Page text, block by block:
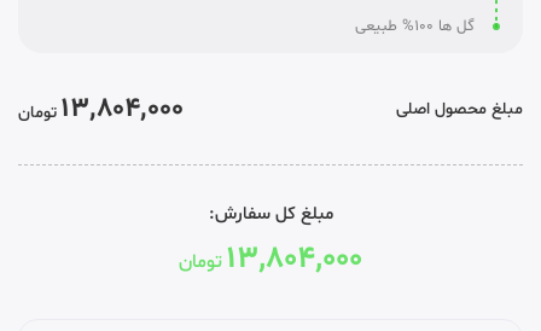
گل ها 100% طبیعی
مبلغ محصول اصلی 13,804,000 تومان
مبلغ کل سفارش:
13,804,000تومان